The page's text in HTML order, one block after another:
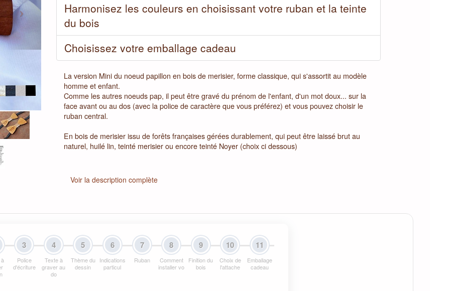
Harmonisez les couleurs en choisissant votre ruban et la teinte
du bois
Choisissez votre emballage cadeau
La version Mini du noeud papillon en bois de merisier, forme classique, qui s'assortit au modèle
homme et enfant.
Comme les autres noeuds pap, il peut être gravé du prénom de l'enfant, d'un mot doux... sur la
face avant ou au dos (avec la police de caractère que vous préférez) et vous pouvez choisir le
ruban central.
En bois de merisier issu de forêts françaises gérées durablement, qui peut être laissé brut au
naturel, huilé lin, teinté merisier ou encore teinté Noyer (choix ci dessous)
Voir la description complète
3
Police
d'écriture
4
Texte à
graver au
do
5
Thème du
dessin
6
Indications
particul
7
Ruban
8
Comment
installer vo
9
Finition du
bois
10
Choix de
l'attache
11
Emballage
cadeau